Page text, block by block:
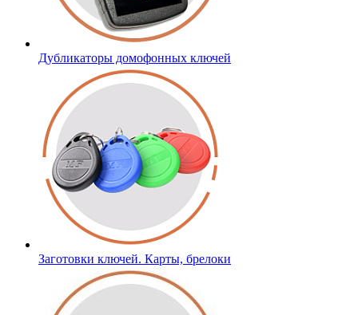
Дубликаторы домофонных ключей
Заготовки ключей. Карты, брелоки